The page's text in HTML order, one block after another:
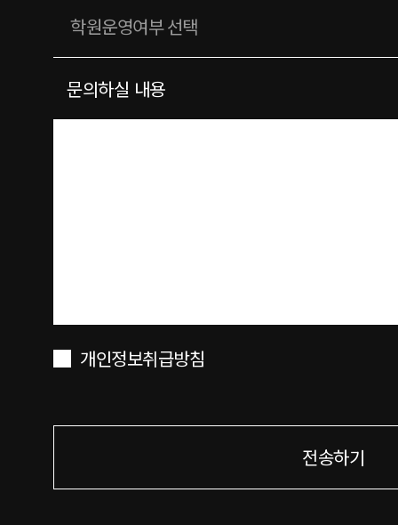
문의하실 내용
개인정보취급방침
전송하기